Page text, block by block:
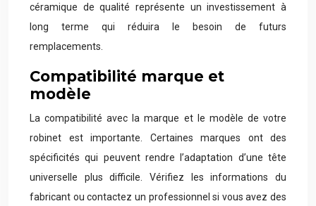
céramique de qualité représente un investissement à
long terme qui réduira le besoin de futurs
remplacements.
Compatibilité marque et
modèle
La compatibilité avec la marque et le modèle de votre
robinet est importante. Certaines marques ont des
spécificités qui peuvent rendre l’adaptation d’une tête
universelle plus difficile. Vérifiez les informations du
fabricant ou contactez un professionnel si vous avez des